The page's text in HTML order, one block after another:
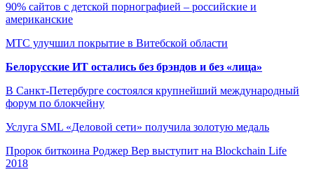
90% сайтов с детской порнографией – российские и
американские
МТС улучшил покрытие в Витебской области
Белорусские ИТ остались без брэндов и без «лица»
В Санкт-Петербурге состоялся крупнейший международный
форум по блокчейну
Услуга SML «Деловой сети» получила золотую медаль
Пророк биткоина Роджер Вер выступит на Blockchain Life
2018